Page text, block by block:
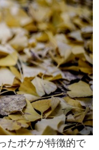
たボケが特徴的で